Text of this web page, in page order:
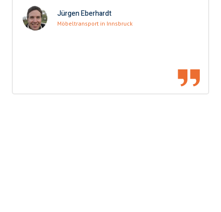
Jürgen Eberhardt
Möbeltransport in Innsbruck